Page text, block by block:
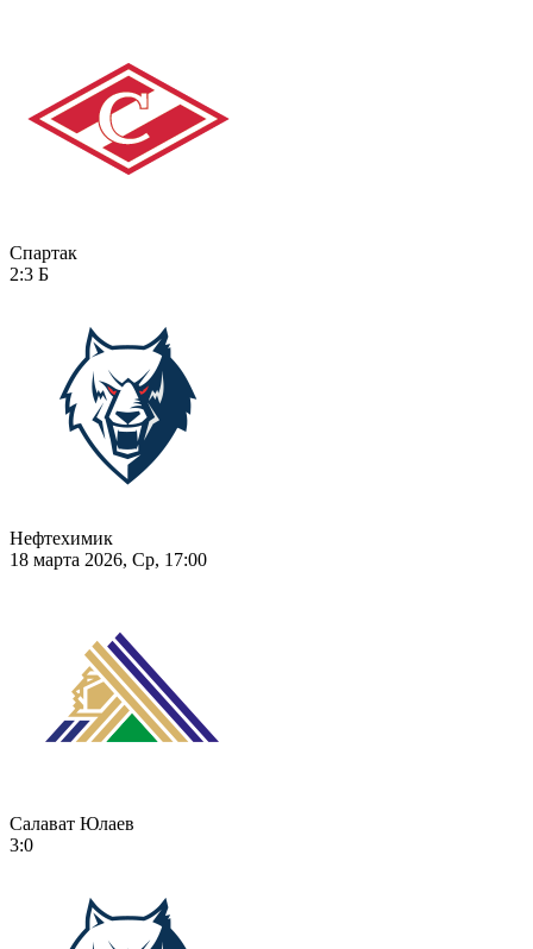
Спартак
2:3 Б
Нефтехимик
18 марта 2026, Ср, 17:00
Салават Юлаев
3:0